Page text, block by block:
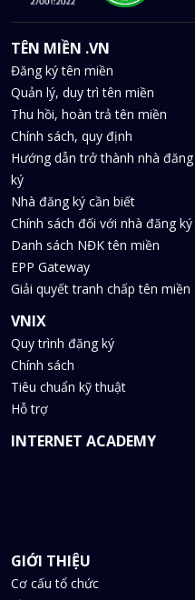
TÊN MIỀN .VN
Đăng ký tên miền
Quản lý, duy trì tên miền
Thu hồi, hoàn trả tên miền
Chính sách, quy định
Hướng dẫn trở thành nhà đăng
ký
Nhà đăng ký cần biết
Chính sách đối với nhà đăng ký
Danh sách NĐK tên miền
EPP Gateway
Giải quyết tranh chấp tên miền
VNIX
Quy trình đăng ký
Chính sách
Tiêu chuẩn kỹ thuật
Hỗ trợ
INTERNET ACADEMY
GIỚI THIỆU
Cơ cấu tổ chức